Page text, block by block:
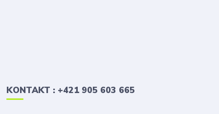
KONTAKT : +421 905 603 665